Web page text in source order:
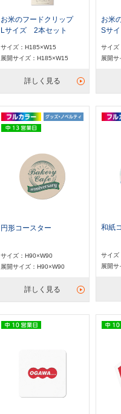
お米のフードクリップ
Lサイズ 2本セット
サイズ：H185×W15
展開サイズ：H185×W15
詳しく見る
お米
Sサ
サイズ
展開
円形コースター
サイズ：H90×W90
展開サイズ：H90×W90
詳しく見る
和紙
サイズ
展開